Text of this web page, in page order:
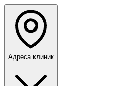
Адреса клиник